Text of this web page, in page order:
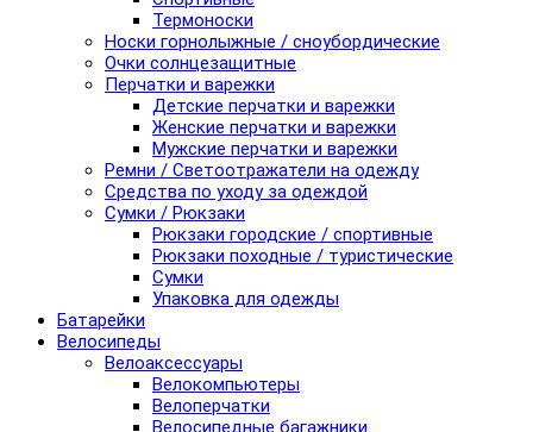
Термоноски
Носки горнолыжные / сноубордические
Очки солнцезащитные
Перчатки и варежки
Детские перчатки и варежки
Женские перчатки и варежки
Мужские перчатки и варежки
Ремни / Светоотражатели на одежду
Средства по уходу за одеждой
Сумки / Рюкзаки
Рюкзаки городские / спортивные
Рюкзаки походные / туристические
Сумки
Упаковка для одежды
Батарейки
Велосипеды
Велоаксессуары
Велокомпьютеры
Велоперчатки
Велосипедные багажники